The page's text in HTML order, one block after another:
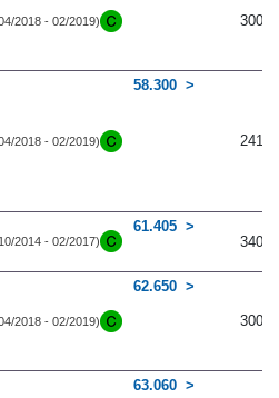
2018 - 02/2019) 300
2018 - 02/2019)
58.300
241
2014 - 02/2017)
61.405
340
2018 - 02/2019)
62.650
300
63.060